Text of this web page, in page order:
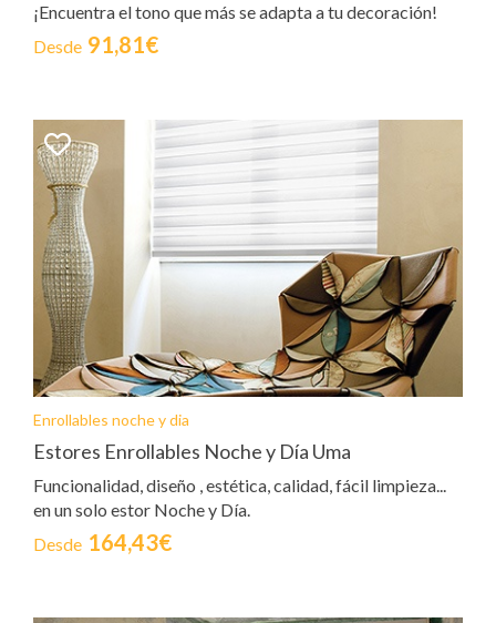
¡Encuentra el tono que más se adapta a tu decoración!
Desde 91,81€
Enrollables noche y dia
Estores Enrollables Noche y Día Uma
Funcionalidad, diseño , estética, calidad, fácil limpieza...
en un solo estor Noche y Día.
Desde 164,43€